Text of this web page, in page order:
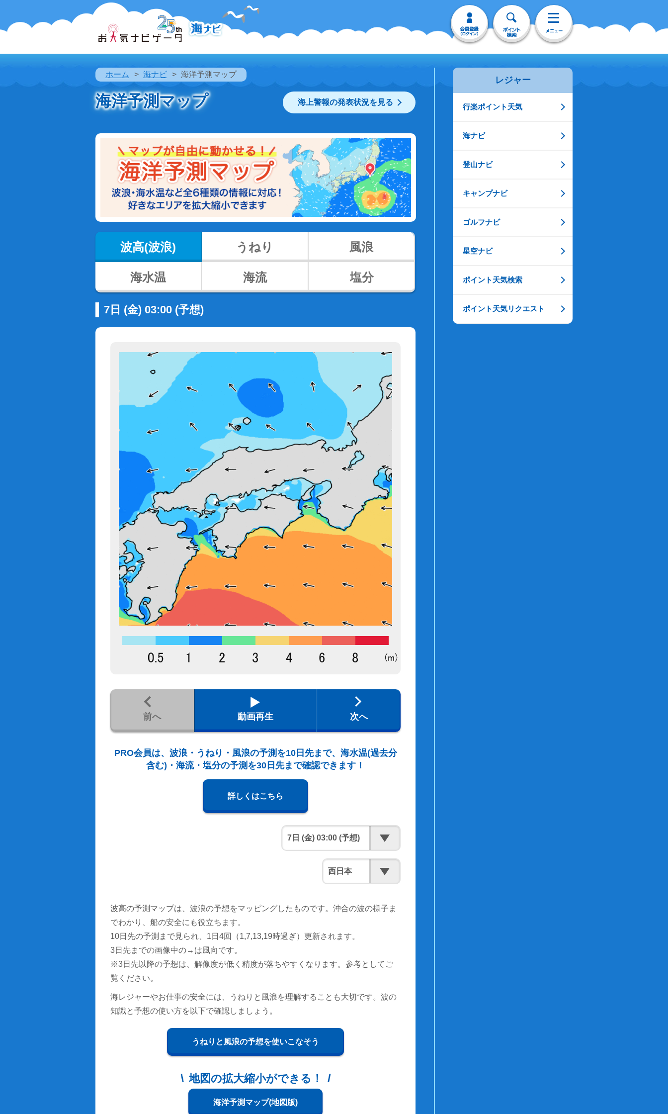
ホーム 海ナビ 海洋予測マップ
海洋予測マップ 海上警報の発表状況を見る
波高(波浪) うねり 風浪
海水温 海流 塩分
7日 (金) 03:00 (予想)
前へ 動画再生 次へ
PRO会員は、波浪・うねり・風浪の予測を10日先まで、海水温(過去分
含む)・海流・塩分の予測を30日先まで確認できます！
詳しくはこちら
波高の予測マップは、波浪の予想をマッピングしたものです。沖合の波の様子ま
でわかり、船の安全にも役立ちます。
10日先の予測まで見られ、1日4回（1,7,13,19時過ぎ）更新されます。
3日先までの画像中の→は風向です。
※3日先以降の予想は、解像度が低く精度が落ちやすくなります。参考としてご
覧ください。
海レジャーやお仕事の安全には、うねりと風浪を理解することも大切です。波の
知識と予想の使い方を以下で確認しましょう。
うねりと風浪の予想を使いこなそう
地図の拡大縮小ができる！
海洋予測マップ(地図版)
レジャー
行楽ポイント天気
海ナビ
登山ナビ
キャンプナビ
ゴルフナビ
星空ナビ
ポイント天気検索
ポイント天気リクエスト